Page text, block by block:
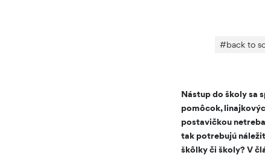
#back to
Nástup do školy sa
pomôcok,
postavičkou
tak potrebujú
škôlky či školy? V